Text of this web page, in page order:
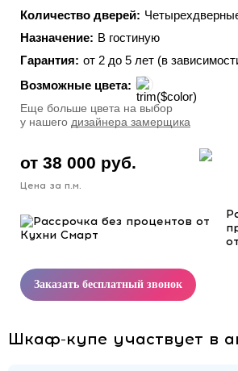
Количество дверей:
Назначение: В гостиную
Гарантия: от 2 до 5 лет (в
Возможные цвета:
Eще больше цвета на выбор
у нашего дизайнера замерщика
от 38 000 руб.
Цена за п.м.
Заказать бесплатный звонок
Шкаф-купе участвует в